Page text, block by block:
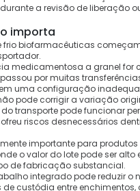
a revisão de liberação
importa
frio biofarmacêuticas
medicamentosa a granel for
por muitas
uma configuração
pode corrigir a variação
transporte pode funcionar
riscos desnecessários
importante para
o valor do lote pode ser alto
de fabricação substancial.
integrado pode reduzir o
de custódia entre